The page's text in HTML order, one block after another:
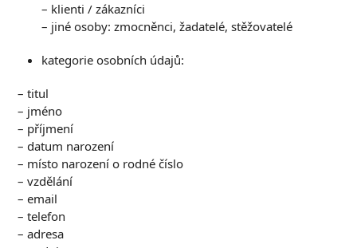
– klienti / zákazníci
– jiné osoby: zmocněnci, žadatelé, stěžovatelé
kategorie osobních údajů:
– titul
– jméno
– příjmení
– datum narození
– místo narození o rodné číslo
– vzdělání
– email
– telefon
– adresa